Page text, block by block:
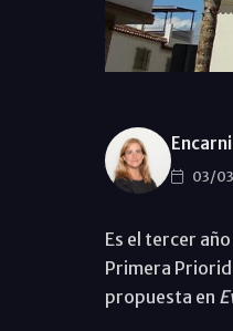
03/
Es el tercer
Primera
propuesta en